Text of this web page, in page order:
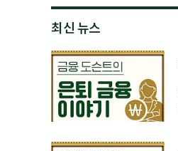
최신 뉴스